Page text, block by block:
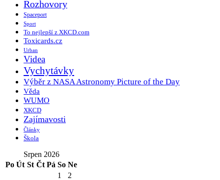
Rozhovory
Spaceport
Sport
To nejlepší z XKCD.com
Toxicards.cz
Urban
Videa
Vychytávky
Výběr z NASA Astronomy Picture of the Day
Věda
WUMO
XKCD
Zajímavosti
Články
Škola
Srpen 2026
Po Út St Čt Pá So Ne
1
2